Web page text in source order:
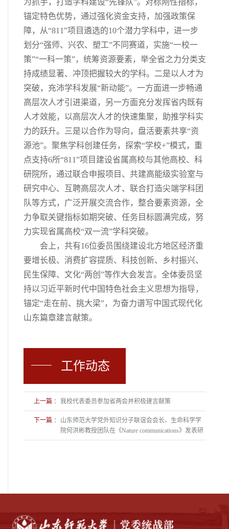
为抓手，打造学科建设“先锋队”。对标刚性指标，
锚定特色优势，通过强化资金支持，加强政策保
障，从“811”项目遴选的10个潜力学科中，进一步
划分“强师、兴农、塑工”不同赛道，实施“一校一
策”“一科一策”，统筹资源要素，举全省之力分类支
持成绩显著、冲顶把握较大的学科。二是以人才为
突破，充沛学科发展“新动能”。一方面进一步畅通
高层次人才引进渠道，另一方面充分发挥省内既有
人才效能，以高层次人才的快速集聚，助推学科实
力的跃升。三是以合作为导向，盘活要素共享“资
源池”。聚焦学科创建任务，探索“学校+”模式，重
点支持6所“811”项目建设省属高校与其他高校、科
研院所，通过联合申报项目、共建高能级实验室与
研究中心、互聘高层次人才、联合打造尖端学科团
队等方式，广泛开展交流合作，整合要素资源，全
力争取关键指标如期突破、任务目标圆满完成，努
力实现省属高校“双一流”学科突破。
会上，共有16位委员围绕建设北方地区经济重
要增长极、消费扩容提质、科技创新、乡村振兴、
民生保障、文化“两创”等作大会发言。全体委员坚
持以习近平新时代中国特色社会主义思想为指导，
锚定“走在前、挑大梁”，为奋力谱写中国式现代化
山东篇章建言献策。
工作动态
上一篇 ： 我校代表委员参加省两会并积极建言献策
下一篇 ：
山东师范大学党外知识分子联谊会会长、生命科学学
院何洪彬教授团队在《Nature communications》发表研
究论文